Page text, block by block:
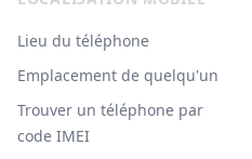
Lieu du téléphone
Emplacement de quelqu'un
Trouver un téléphone par
code IMEI